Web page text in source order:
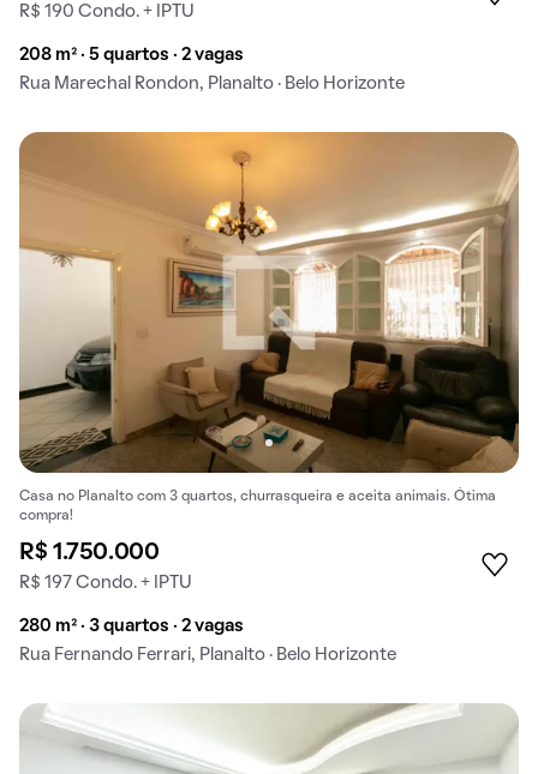
R$ 190 Condo. + IPTU
208 m² · 5 quartos · 2 vagas
Rua Marechal Rondon, Planalto · Belo Horizonte
Casa no Planalto com 3 quartos, churrasqueira e aceita animais. Ótima
compra!
R$ 1.750.000
R$ 197 Condo. + IPTU
280 m² · 3 quartos · 2 vagas
Rua Fernando Ferrari, Planalto · Belo Horizonte